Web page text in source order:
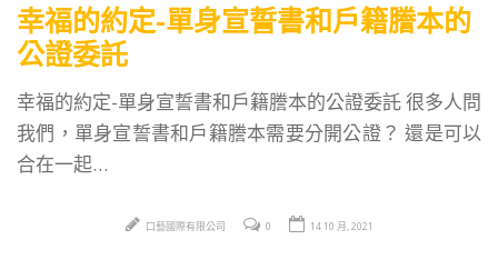
幸福的約定-單身宣誓書和戶籍謄本的
公證委託
幸福的約定-單身宣誓書和戶籍謄本的公證委託 很多人問
我們，單身宣誓書和戶籍謄本需要分開公證？ 還是可以
合在一起…
口藝國際有限公司 0 14 10 月, 2021